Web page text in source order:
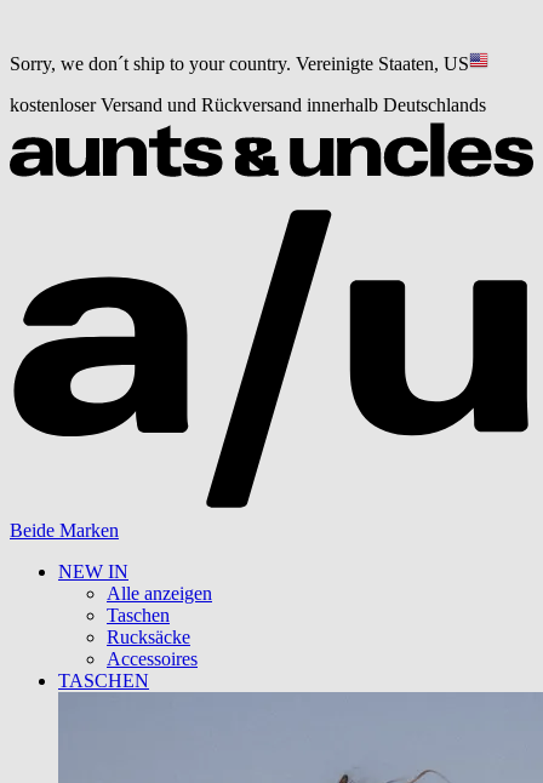
Sorry, we don´t ship to your country. Vereinigte Staaten, US
kostenloser Versand und Rückversand innerhalb Deutschlands
Beide Marken
NEW IN
Alle anzeigen
Taschen
Rucksäcke
Accessoires
TASCHEN